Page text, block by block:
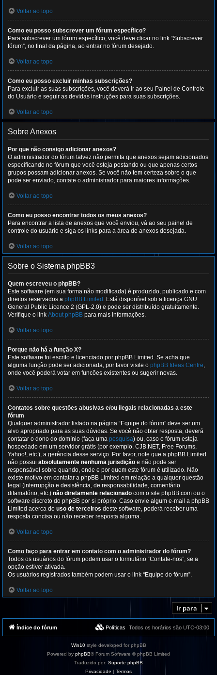
Voltar ao topo
Como eu posso subscrever um fórum específico?
Para subscrever um fórum específico, você deve clicar no link “Subscrever
fórum”, no final da página, ao entrar no fórum desejado.
Voltar ao topo
Como eu posso excluir minhas subscrições?
Para excluir as suas subscrições, você deverá ir ao seu Painel de Controle
do Usuário e seguir as devidas instruções para suas subscrições.
Voltar ao topo
Sobre Anexos
Por que não consigo adicionar anexos?
O administrador do fórum talvez não permita que anexos sejam adicionados
especificando no fórum que você esteja postando ou que apenas certos
grupos possam adicionar anexos. Se você não tem certeza sobre o que
pode ser enviado, contate o administrador para maiores informações.
Voltar ao topo
Como eu posso encontrar todos os meus anexos?
Para encontrar a lista de anexos que você enviou, vá ao seu painel de
controle do usuário e siga os links para a área de anexos desejada.
Voltar ao topo
Sobre o Sistema phpBB3
Quem escreveu o phpBB?
Este software (em sua forma não modificada) é produzido, publicado e com
direitos reservados a phpBB Limited . Está disponível sob a licença GNU
General Public Licence 2 (GPL-2.0) e pode ser distribuído gratuitamente.
Verifique o link About phpBB para mais informações.
Voltar ao topo
Porque não há a função X?
Este software foi escrito e licenciado por phpBB Limited. Se acha que
alguma função pode ser adicionada, por favor visite o phpBB Ideas Centre,
onde você poderá votar em funcões existentes ou sugerir novas.
Voltar ao topo
Contatos sobre questões abusivas e/ou ilegais relacionadas a este
fórum
Qualquer administrador listado na página “Equipe do fórum” deve ser um
alvo apropriado para as suas dúvidas. Se você não obter resposta, deverá
contatar o dono do domínio (faça uma pesquisa) ou, caso o fórum esteja
hospedado em um servidor grátis (por exemplo, CJB.NET, Free Forums,
Yahoo!, etc.), a gerência desse serviço. Por favor, note que a phpBB Limited
não possui absolutamente nenhuma jurisdição e não pode ser
responsável sobre quando, onde e por quem este fórum é utilizado. Não
existe motivo em contatar a phpBB Limited em relação a qualquer questão
legal (interrupção e desistência, de responsabilidade, comentário
difamatório, etc.) não diretamente relacionado com o site phpBB.com ou o
software discreto do phpBB por si próprio. Caso envie algum e-mail a phpBB
Limited acerca do uso de terceiros deste software, poderá receber uma
resposta concisa ou não receber resposta alguma.
Voltar ao topo
Como faço para entrar em contato com o administrador do fórum?
Todos os usuários do fórum podem usar o formulário “Contate-nos”, se a
opção estiver ativada.
Os usuários registrados também podem usar o link “Equipe do fórum”.
Voltar ao topo
Ir para
Índice do fórum Todos os horários são UTC-03:00
Políticas
Win10style developed for phpBB
Powered by phpBB® Forum Software © phpBB Limited
Traduzido por: Suporte phpBB
Privacidade | Termos